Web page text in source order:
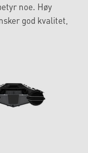
noe. Høy
god kvalitet,